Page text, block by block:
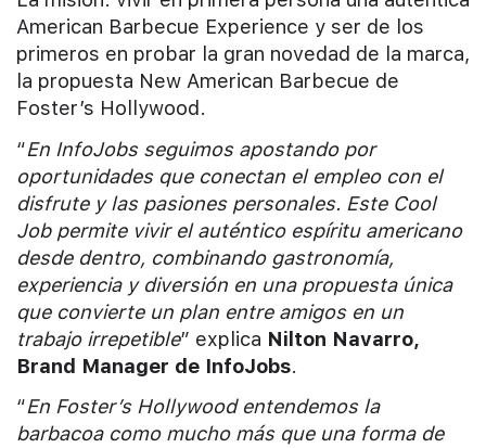
American Barbecue Experience y ser de los
primeros en probar la gran novedad de la marca,
la propuesta New American Barbecue de
Foster’s Hollywood.
“En InfoJobs seguimos apostando por
oportunidades que conectan el empleo con el
disfrute y las pasiones personales. Este Cool
Job permite vivir el auténtico espíritu americano
desde dentro, combinando gastronomía,
experiencia y diversión en una propuesta única
que convierte un plan entre amigos en un
trabajo irrepetible” explica Nilton Navarro,
Brand Manager de InfoJobs.
“En Foster’s Hollywood entendemos la
barbacoa como mucho más que una forma de